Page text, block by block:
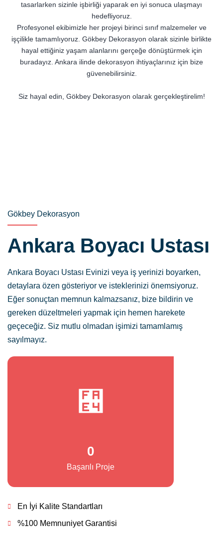
tasarlarken sizinle işbirliği yaparak en iyi sonuca ulaşmayı
hedefliyoruz.
Profesyonel ekibimizle her projeyi birinci sınıf malzemeler ve
işçilikle tamamlıyoruz. Gökbey Dekorasyon olarak sizinle birlikte
hayal ettiğiniz yaşam alanlarını gerçeğe dönüştürmek için
buradayız. Ankara ilinde dekorasyon ihtiyaçlarınız için bize
güvenebilirsiniz.
Siz hayal edin, Gökbey Dekorasyon olarak gerçekleştirelim!
Gökbey Dekorasyon
Ankara Boyacı Ustası
Ankara Boyacı Ustası Evinizi veya iş yerinizi boyarken,
detaylara özen gösteriyor ve isteklerinizi önemsiyoruz.
Eğer sonuçtan memnun kalmazsanız, bize bildirin ve
gereken düzeltmeleri yapmak için hemen harekete
geçeceğiz. Siz mutlu olmadan işimizi tamamlamış
sayılmayız.
0
Başarılı Proje
En İyi Kalite Standartları
%100 Memnuniyet Garantisi